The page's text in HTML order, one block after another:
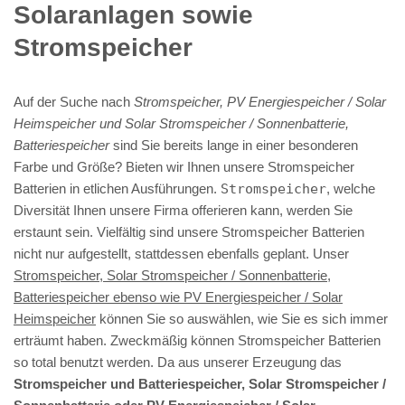
Solaranlagen sowie
Stromspeicher
Auf der Suche nach Stromspeicher, PV Energiespeicher / Solar
Heimspeicher und Solar Stromspeicher / Sonnenbatterie,
Batteriespeichersind Sie bereits lange in einer besonderen
Farbe und Größe? Bieten wir Ihnen unsere Stromspeicher
Batterien in etlichen Ausführungen. Stromspeicher, welche
Diversität Ihnen unsere Firma offerieren kann, werden Sie
erstaunt sein. Vielfältig sind unsere Stromspeicher Batterien
nicht nur aufgestellt, stattdessen ebenfalls geplant. Unser
Stromspeicher, Solar Stromspeicher / Sonnenbatterie,
Batteriespeicher ebenso wie PV Energiespeicher / Solar
Heimspeicher können Sie so auswählen, wie Sie es sich immer
erträumt haben. Zweckmäßig können Stromspeicher Batterien
so total benutzt werden. Da aus unserer Erzeugung das
Stromspeicher und Batteriespeicher, Solar Stromspeicher /